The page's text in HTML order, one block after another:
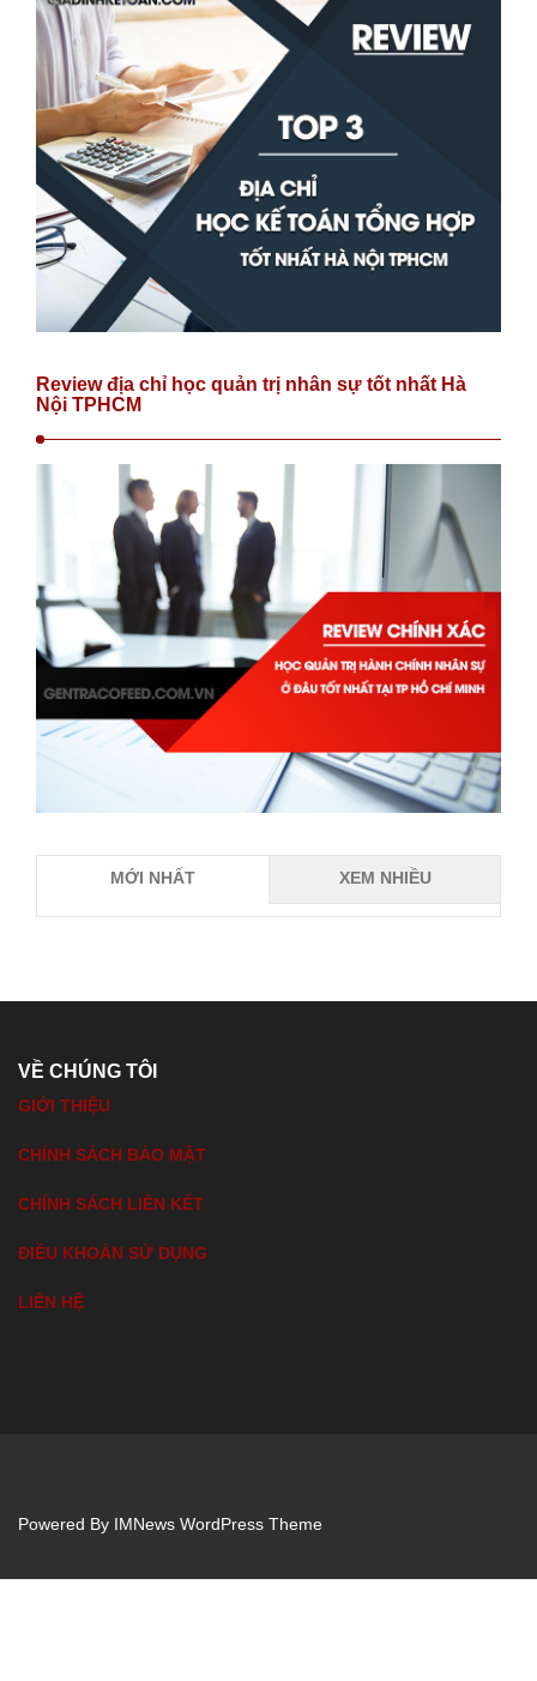
Review địa chỉ học quản trị nhân sự tốt nhất Hà
Nội TPHCM
MỚI NHẤT XEM NHIỀU
VỀ CHÚNG TÔI
GIỚI THIỆU
CHÍNH SÁCH BẢO MẬT
CHÍNH SÁCH LIÊN KẾT
ĐIỀU KHOẢN SỬ DỤNG
LIÊN HỆ
Powered By IMNews WordPress Theme